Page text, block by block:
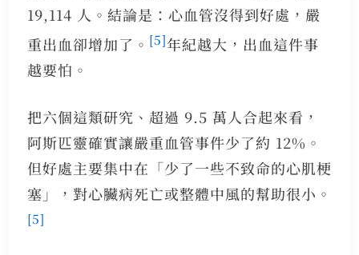
19,114 人。結論是：心血管沒得到好處，嚴
重出血卻增加了。 [5]年紀越大，出血這件事
越要怕。
把六個這類研究、超過 9.5 萬人合起來看，
阿斯匹靈確實讓嚴重血管事件少了約 12%。
但好處主要集中在「少了一些不致命的心肌梗
塞」，對心臟病死亡或整體中風的幫助很小。
[5]